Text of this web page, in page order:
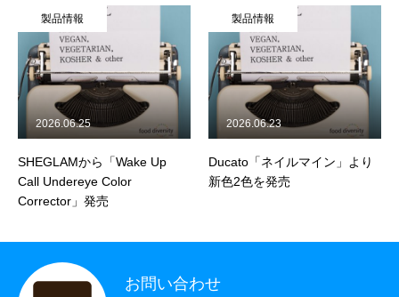
食品関連
飲食店
製品情報
旅行関連
その他
製品情報
SHEGLAMから「Wake Up
Call Undereye Color
Corrector」発売
2026.06.25
製品情報
Ducato「ネイルマイン」より
新色2色を発売
2026.06.23
お問い合わせ